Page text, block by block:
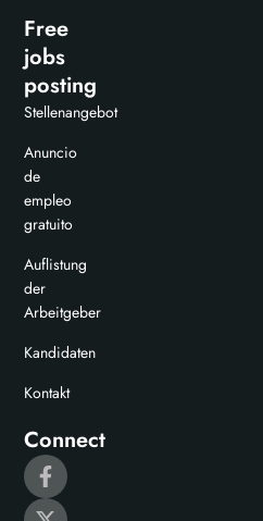
Free
jobs
posting
Stellenangebot
Anuncio
de
empleo
gratuito
Auflistung
der
Arbeitgeber
Kandidaten
Kontakt
Connect